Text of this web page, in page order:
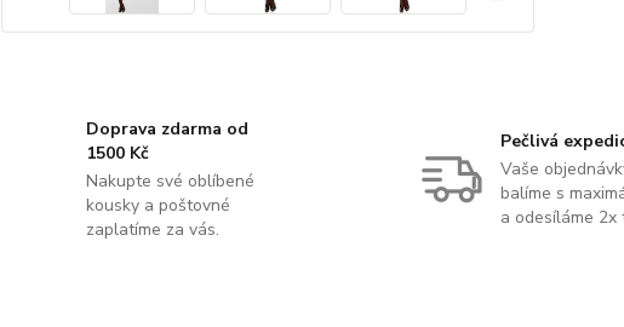
Doprava zdarma od
1500 Kč
Nakupte své oblíbené
kousky a poštovné
zaplatíme za vás.
Pečlivá
Vaše
balíme s
a odesíláme 2x